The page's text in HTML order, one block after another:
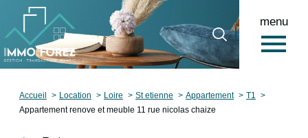
menu
Accueil
0
Accueil Location Loire St etienne Appartement
T1
Appartement renove et meuble 11 rue nicolas chaize